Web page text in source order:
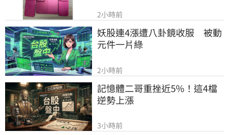
2小時前
妖股連4漲遭八卦鏡收服　被動
元件一片綠
2小時前
記憶體二哥重挫近5%！這4檔
逆勢上漲
3小時前